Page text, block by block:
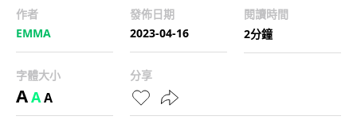
作者
EMMA
發佈日期
2023-04-16
閱讀時間
2分鐘
字體大小
AAA
分享